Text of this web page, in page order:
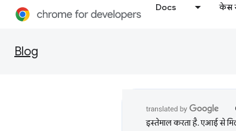
Docs केस
Blog
इस्तेमाल करता है. एआई से